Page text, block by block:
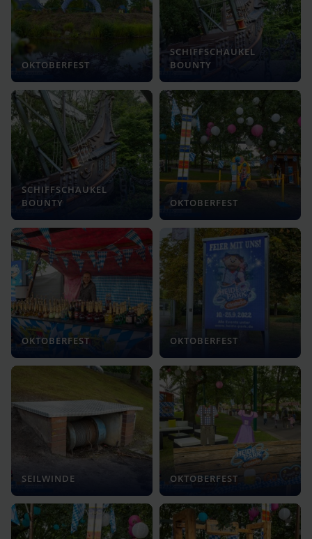
OKTOBERFEST
SCHIFFSCHAUKEL
BOUNTY
SCHIFFSCHAUKEL
BOUNTY
OKTOBERFEST
OKTOBERFEST OKTOBERFEST
SEILWINDE OKTOBERFEST